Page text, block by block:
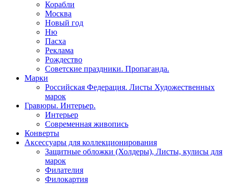
Корабли
Москва
Новый год
Ню
Пасха
Реклама
Рождество
Советские праздники. Пропаганда.
Марки
Российская Федерация. Листы Художественных
марок
Гравюры. Интерьер.
Интерьер
Современная живопись
Конверты
Аксессуары для коллекционирования
Защитные обложки (Холдеры), Листы, кулисы для
марок
Филателия
Филокартия